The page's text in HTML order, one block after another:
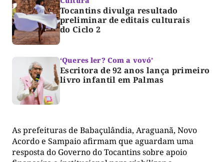
Tocantins divulga resultado
preliminar de editais culturais
do Ciclo 2
‘Queres ler? Com a vovó’
Escritora de 92 anos lança primeiro
livro infantil em Palmas
As prefeituras de Babaçulândia, Araguanã, Novo
Acordo e Sampaio afirmam que aguardam uma
resposta do Governo do Tocantins sobre apoio